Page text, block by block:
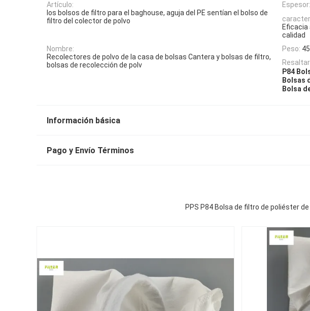
Artículo:
los bolsos de filtro para el baghouse, aguja del PE sentían el bolso de
filtro del colector de polvo
Espesor:
calidad
Nombre:
Recolectores de polvo de la casa de bolsas Cantera y bolsas de filtro,
bolsas de recolección de polv
Peso:
P84
Bolsas
Bolsa
Información básica
Pago y Envío Términos
PPS P84 Bolsa de filtro de poliéster